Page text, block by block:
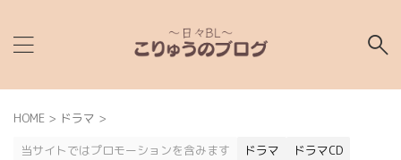
HOME > ドラマ >
当サイトではプロモーションを含みます
ドラマ
ドラマCD